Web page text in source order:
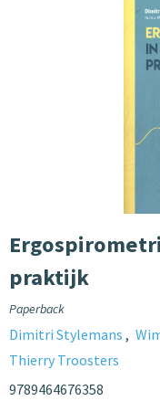
praktijk
Paperback
Dimitri Stylemans
Thierry Troosters
9789464676358